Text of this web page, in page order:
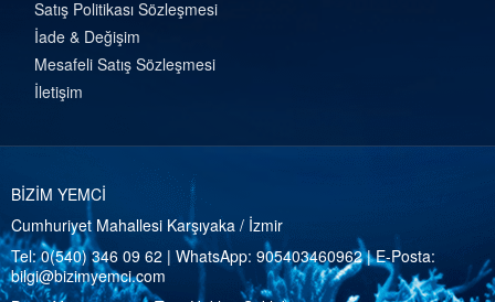
Satış Politikası Sözleşmesi
İade & Değişim
Mesafeli Satış Sözleşmesi
İletişim
BİZİM YEMCİ
Cumhuriyet Mahallesi Karşıyaka / İzmir
Tel:0(540) 346 09 62 | WhatsApp: 905403460962| E-Posta:
bilgi@bizimyemci.com